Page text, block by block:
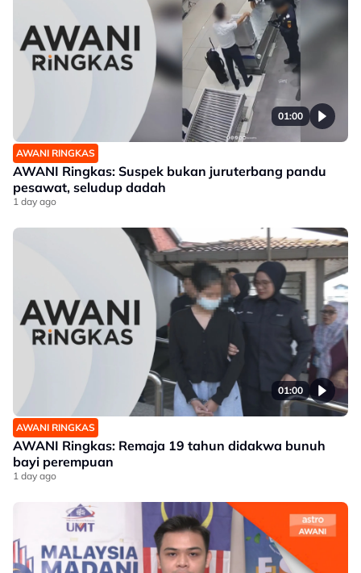
01:00
AWANI RINGKAS
AWANI Ringkas: Suspek bukan juruterbang pandu
pesawat, seludup dadah
1 day ago
01:00
AWANI RINGKAS
AWANI Ringkas: Remaja 19 tahun didakwa bunuh
bayi perempuan
1 day ago